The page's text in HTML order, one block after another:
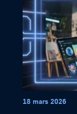
18 mars 2026